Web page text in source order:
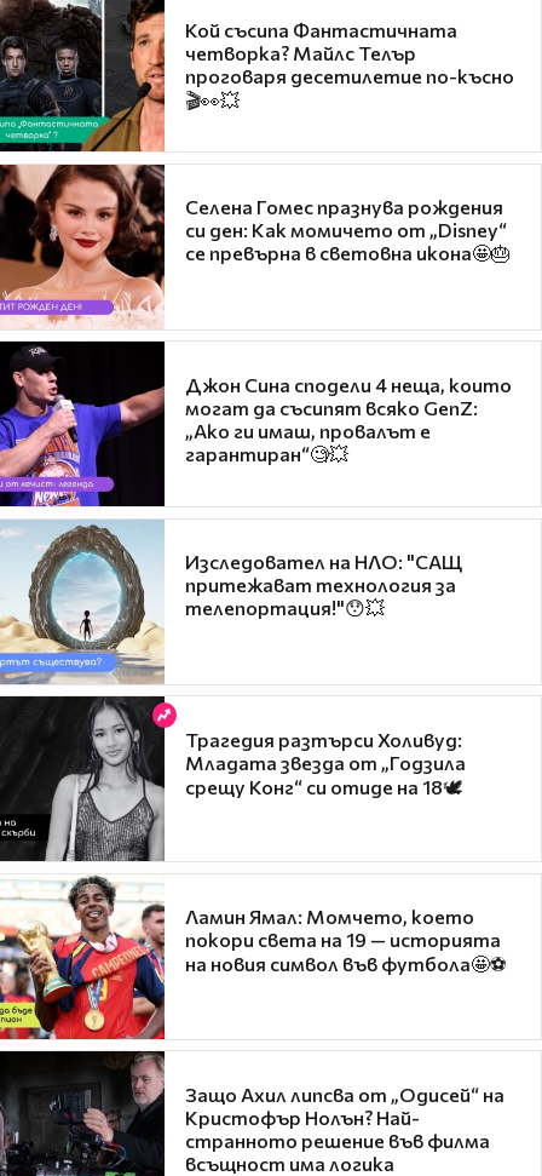
Кой съсипа Фантастичната
четворка? Майлс Телър
проговаря десетилетие по-късно
🎬👀💥
Селена Гомес празнува рождения
си ден: Как момичето от „Disney“
се превърна в световна икона🤩🎂
Джон Сина сподели 4 неща, които
могат да съсипят всяко GenZ:
„Ако ги имаш, провалът е
гарантиран“🧐💥
Изследовател на НЛО: "САЩ
притежават технология за
телепортация!"😯💥
Трагедия разтърси Холивуд:
Младата звезда от „Годзила
срещу Конг“ си отиде на 18🕊️
Ламин Ямал: Момчето, което
покори света на 19 — историята
на новия символ във футбола🤩⚽
Защо Ахил липсва от „Одисей“ на
Кристофър Нолън? Най-
странното решение във филма
всъщност има логика